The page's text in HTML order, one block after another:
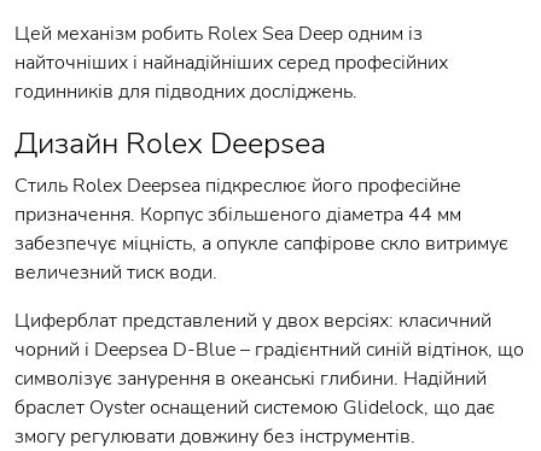
Цей механізм робить Rolex Sea Deep одним із
найточніших і найнадійніших серед професійних
годинників для підводних досліджень.
Дизайн Rolex Deepsea
Стиль Rolex Deepsea підкреслює його професійне
призначення. Корпус збільшеного діаметра 44 мм
забезпечує міцність, а опукле сапфірове скло витримує
величезний тиск води.
Циферблат представлений у двох версіях: класичний
чорний і Deepsea D-Blue – градієнтний синій відтінок, що
символізує занурення в океанські глибини. Надійний
браслет Oyster оснащений системою Glidelock, що дає
змогу регулювати довжину без інструментів.